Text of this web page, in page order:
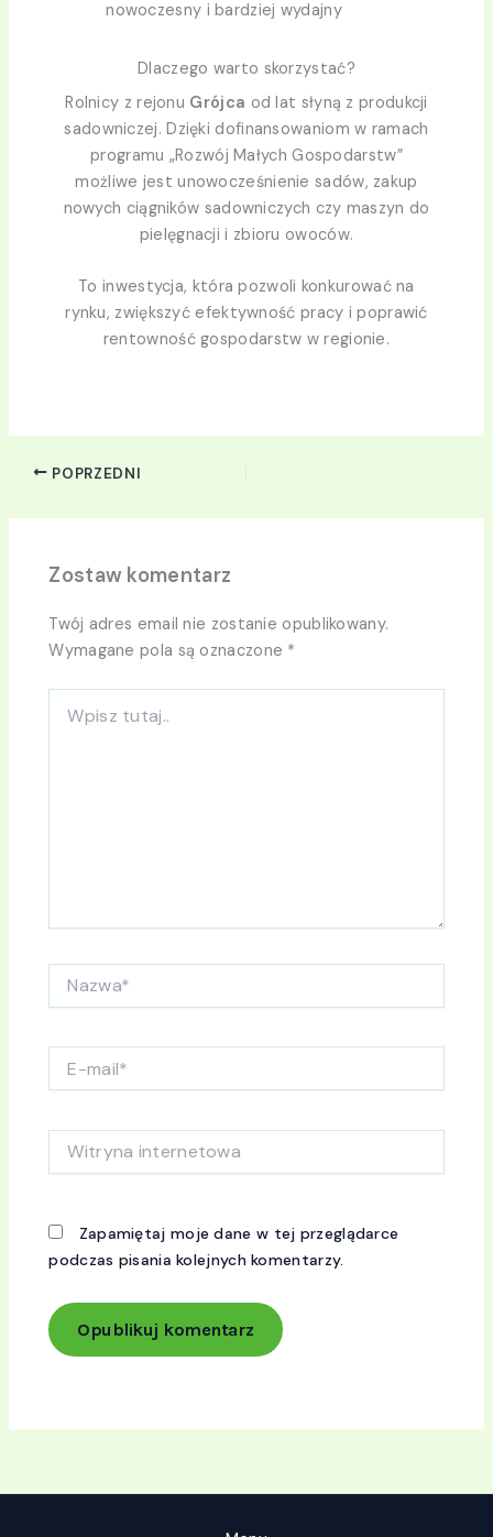
nowoczesny i bardziej wydajny
Dlaczego warto skorzystać?
Rolnicy z rejonu Grójca od lat słyną z produkcji
sadowniczej. Dzięki dofinansowaniom w ramach
programu „Rozwój Małych Gospodarstw”
możliwe jest unowocześnienie sadów, zakup
nowych ciągników sadowniczych czy maszyn do
pielęgnacji i zbioru owoców.
To inwestycja, która pozwoli konkurować na
rynku, zwiększyć efektywność pracy i poprawić
rentowność gospodarstw w regionie.
POPRZEDNI
Zostaw komentarz
Twój adres email nie zostanie opublikowany.
Wymagane pola są oznaczone *
tutaj..
mail*
internetowa
Zapamiętaj moje dane w tej przeglądarce
podczas pisania kolejnych komentarzy.